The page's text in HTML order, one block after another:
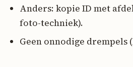
Anders: kopie ID met
foto-techniek).
Geen onnodige drempels